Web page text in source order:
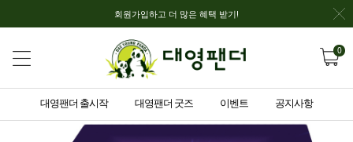
회원가입하고 더 많은 혜택 받기!
0
대영팬더 출시작 대영팬더 굿즈 이벤트 공지사항